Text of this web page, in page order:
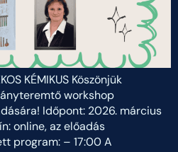
KÉMIKUS Köszönjük
workshop
Időpont: 2026. március
online, az előadás
program: – 17:00 A